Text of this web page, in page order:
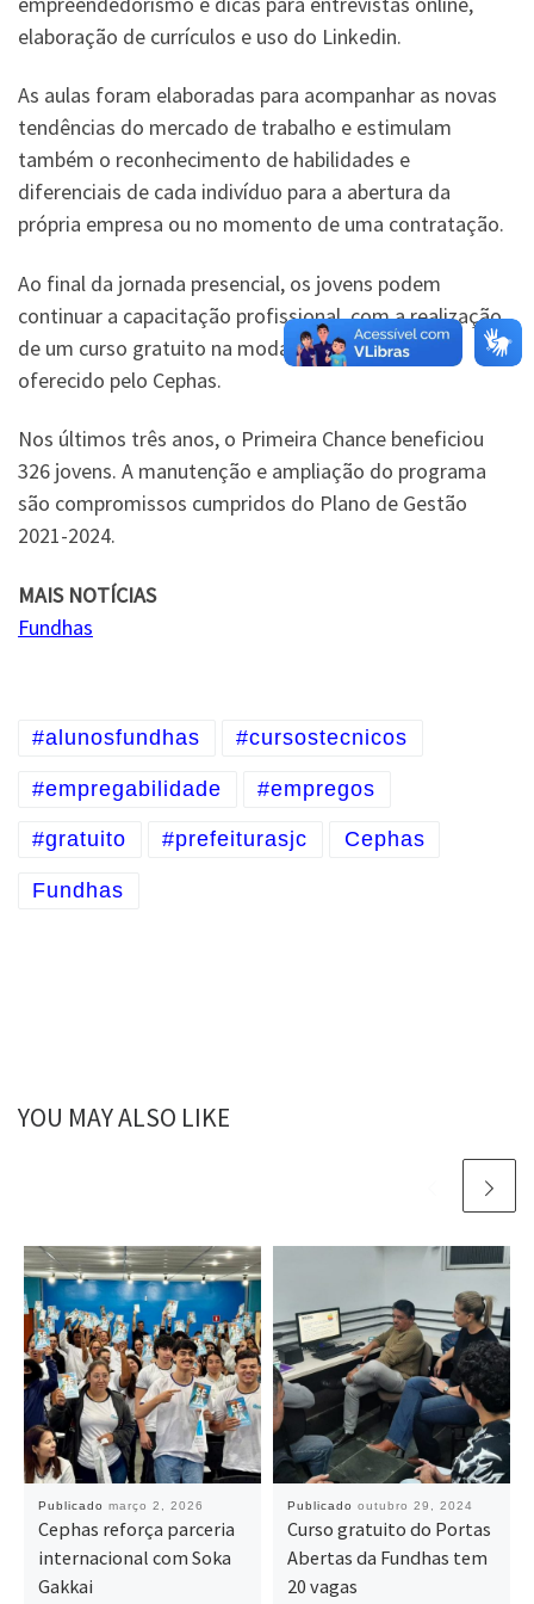
elaboração de currículos e uso do Linkedin.
As aulas foram elaboradas para acompanhar as novas
tendências do mercado de trabalho e estimulam
também o reconhecimento de habilidades e
diferenciais de cada indivíduo para a abertura da
própria empresa ou no momento de uma contratação.
Ao final da jornada presencial, os jovens podem
continuar a capacitação profissional, com a realização
de um curso gratuito na modalidade a distância
oferecido pelo Cephas.
Nos últimos três anos, o Primeira Chance beneficiou
326 jovens. A manutenção e ampliação do programa
são compromissos cumpridos do Plano de Gestão
2021-2024.
MAIS NOTÍCIAS
Fundhas
#alunosfundhas #cursostecnicos
#empregabilidade #empregos
#gratuito #prefeiturasjc Cephas
Fundhas
YOU MAY ALSO LIKE
Publicado março 2, 2026
Cephas reforça parceria
internacional com Soka
Gakkai
Publicado outubro 29, 2024
Curso gratuito do Portas
Abertas da Fundhas tem
20 vagas